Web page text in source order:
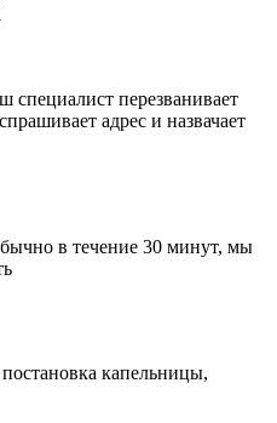
специалист перезванивает
адрес и назвачает
в течение 30 минут, мы
капельницы,